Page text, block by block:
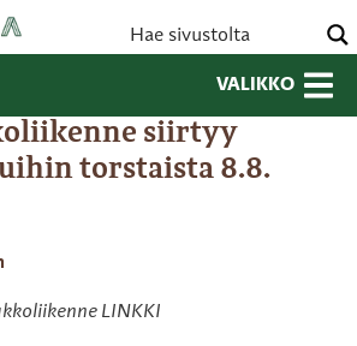
VALIKKO
siirtyy
torstaista 8.8.
LINKKI